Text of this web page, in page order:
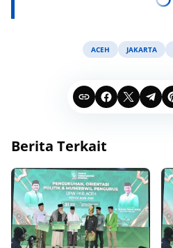
ACEH JAKARTA
Berita Terkait